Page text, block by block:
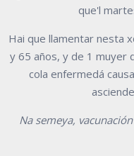
que'l
Hai que llamentar nesta
y 65 años, y de 1 muyer
cola enfermedá
Na semeya,